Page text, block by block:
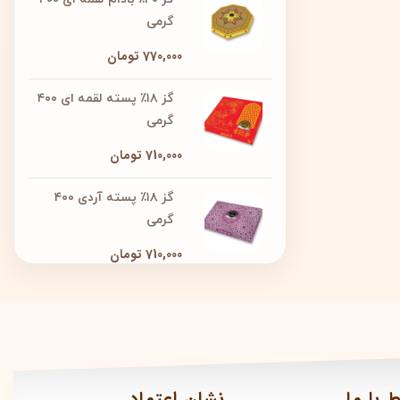
گرمی
770,000 تومان
گز ۱۸٪ پسته لقمه ای ۴۰۰
گرمی
710,000 تومان
گز ۱۸٪ پسته آردی ۴۰۰
گرمی
710,000 تومان